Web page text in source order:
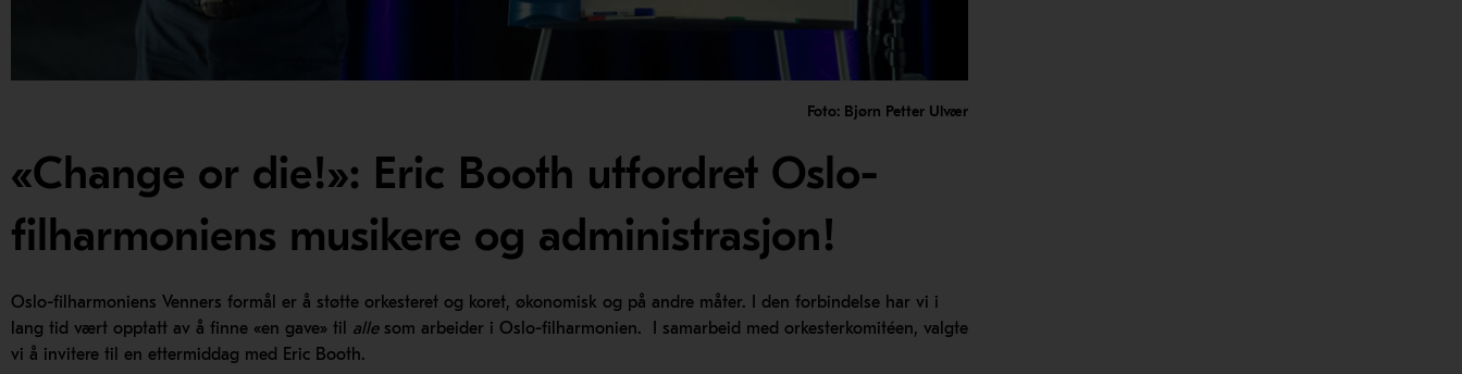
Foto: Bjørn Petter Ulvær
«Change or die!»: Eric Booth utfordret Oslo-
filharmoniens musikere og administrasjon!
Oslo-filharmoniens Venners formål er å støtte orkesteret og koret, økonomisk og på andre måter. I den forbindelse har vi i
lang tid vært opptatt av å finne «en gave» til allesom arbeider i Oslo-filharmonien. I samarbeid med orkesterkomitéen, valgte
vi å invitere til en ettermiddag med Eric Booth.